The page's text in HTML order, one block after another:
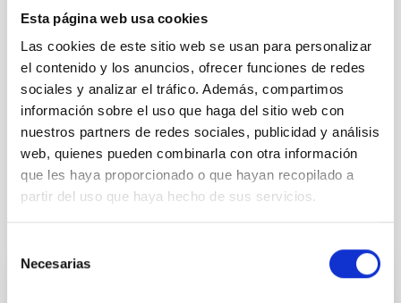
Esta página web usa cookies
Las cookies de este sitio web se usan para personalizar
el contenido y los anuncios, ofrecer funciones de redes
sociales y analizar el tráfico. Además, compartimos
información sobre el uso que haga del sitio web con
nuestros partners de redes sociales, publicidad y análisis
web, quienes pueden combinarla con otra información
que les haya proporcionado o que hayan recopilado a
partir del uso que haya hecho de sus servicios.
Necesarias